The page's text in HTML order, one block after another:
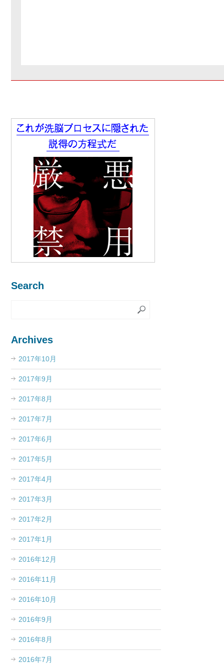
Search
Archives
2017年10月
2017年9月
2017年8月
2017年7月
2017年6月
2017年5月
2017年4月
2017年3月
2017年2月
2017年1月
2016年12月
2016年11月
2016年10月
2016年9月
2016年8月
2016年7月